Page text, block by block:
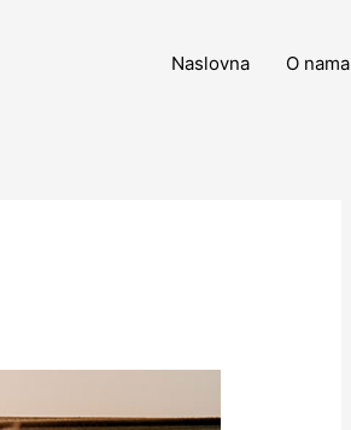
Naslovna O nama